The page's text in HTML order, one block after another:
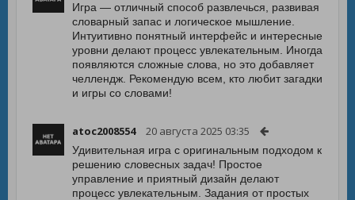
Игра — отличный способ развлечься, развивая
словарный запас и логическое мышление.
Интуитивно понятный интерфейс и интересные
уровни делают процесс увлекательным. Иногда
появляются сложные слова, но это добавляет
челлендж. Рекомендую всем, кто любит загадки
и игры со словами!
atoc2008554 20 августа 2025 03:35
Удивительная игра с оригинальным подходом к
решению словесных задач! Простое
управление и приятный дизайн делают
процесс увлекательным. Задания от простых